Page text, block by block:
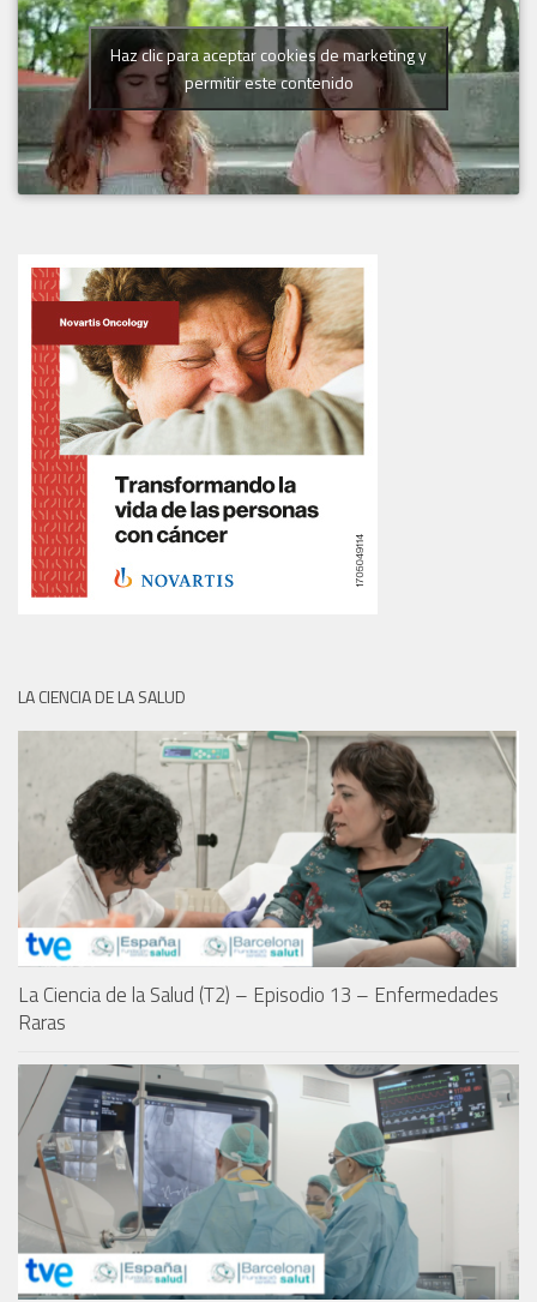
Haz clic para aceptar cookies de marketing y
permitir este contenido
LA CIENCIA DE LA SALUD
La Ciencia de la Salud (T2) – Episodio 13 – Enfermedades
Raras